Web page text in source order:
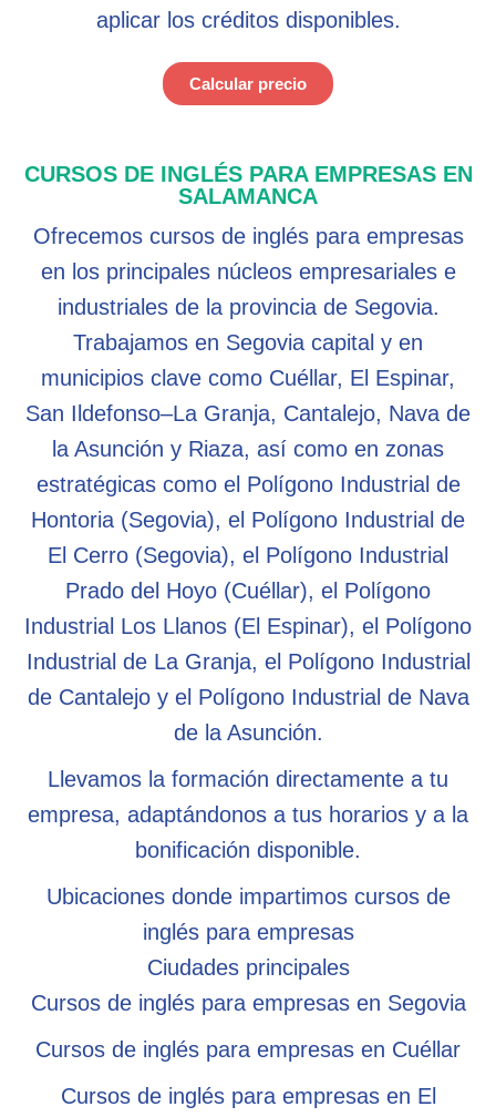
aplicar los créditos disponibles.
Calcular precio
CURSOS DE INGLÉS PARA EMPRESAS EN
SALAMANCA
Ofrecemos cursos de inglés para empresas
en los principales núcleos empresariales e
industriales de la provincia de Segovia.
Trabajamos en Segovia capital y en
municipios clave como Cuéllar, El Espinar,
San Ildefonso–La Granja, Cantalejo, Nava de
la Asunción y Riaza, así como en zonas
estratégicas como el Polígono Industrial de
Hontoria (Segovia), el Polígono Industrial de
El Cerro (Segovia), el Polígono Industrial
Prado del Hoyo (Cuéllar), el Polígono
Industrial Los Llanos (El Espinar), el Polígono
Industrial de La Granja, el Polígono Industrial
de Cantalejo y el Polígono Industrial de Nava
de la Asunción.
Llevamos la formación directamente a tu
empresa, adaptándonos a tus horarios y a la
bonificación disponible.
Ubicaciones donde impartimos cursos de
inglés para empresas
Ciudades principales
Cursos de inglés para empresas en Segovia
Cursos de inglés para empresas en Cuéllar
Cursos de inglés para empresas en El